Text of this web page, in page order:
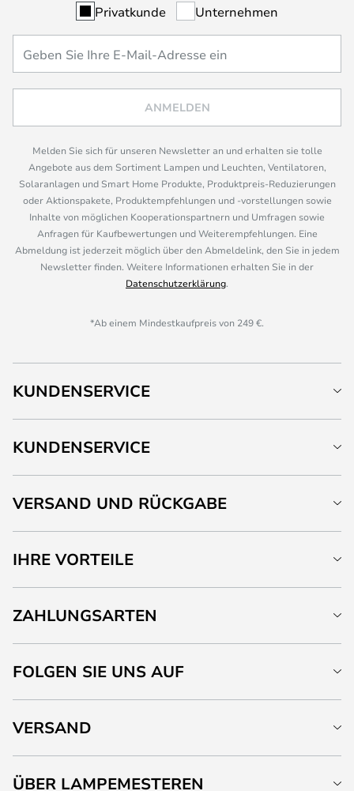
Privatkunde Unternehmen
ANMELDEN
Melden Sie sich für unseren Newsletter an und erhalten sie tolle
Angebote aus dem Sortiment Lampen und Leuchten, Ventilatoren,
Solaranlagen und Smart Home Produkte, Produktpreis-Reduzierungen
oder Aktionspakete, Produktempfehlungen und -vorstellungen sowie
Inhalte von möglichen Kooperationspartnern und Umfragen sowie
Anfragen für Kaufbewertungen und Weiterempfehlungen. Eine
Abmeldung ist jederzeit möglich über den Abmeldelink, den Sie in jedem
Newsletter finden. Weitere Informationen erhalten Sie in der
Datenschutzerklärung.
*Ab einem Mindestkaufpreis von 249 €.
KUNDENSERVICE
KUNDENSERVICE
VERSAND UND RÜCKGABE
IHRE VORTEILE
ZAHLUNGSARTEN
FOLGEN SIE UNS AUF
VERSAND
ÜBER LAMPEMESTEREN